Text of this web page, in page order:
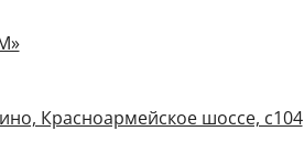
Красноармейское шоссе, с104